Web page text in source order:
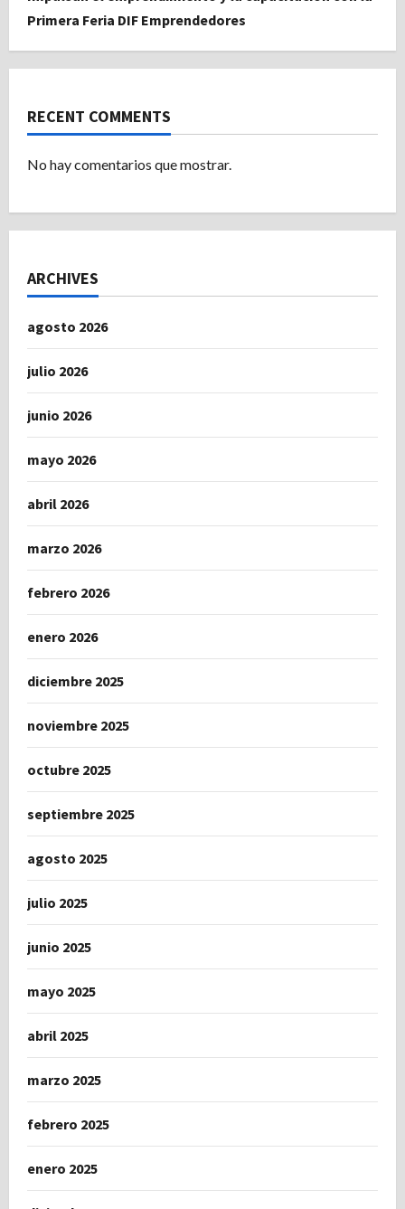
Primera Feria DIF Emprendedores
RECENT COMMENTS
No hay comentarios que mostrar.
ARCHIVES
agosto 2026
julio 2026
junio 2026
mayo 2026
abril 2026
marzo 2026
febrero 2026
enero 2026
diciembre 2025
noviembre 2025
octubre 2025
septiembre 2025
agosto 2025
julio 2025
junio 2025
mayo 2025
abril 2025
marzo 2025
febrero 2025
enero 2025